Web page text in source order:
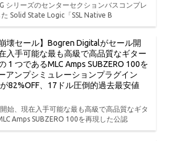
G シリーズのセンターセクションバスコンプレ
Solid State Logic「SSL Native B
崩壊セール】Bogren Digitalがセール開
入手可能な最も高級で高品質なギター
1 つであるMLC Amps SUBZERO 100を
アンプシミュレーションプラグイン
が82%OFF、17ドル圧倒的過去最安値
始、現在入手可能な最も高級で高品質なギタ
Amps SUBZERO 100を再現した公認